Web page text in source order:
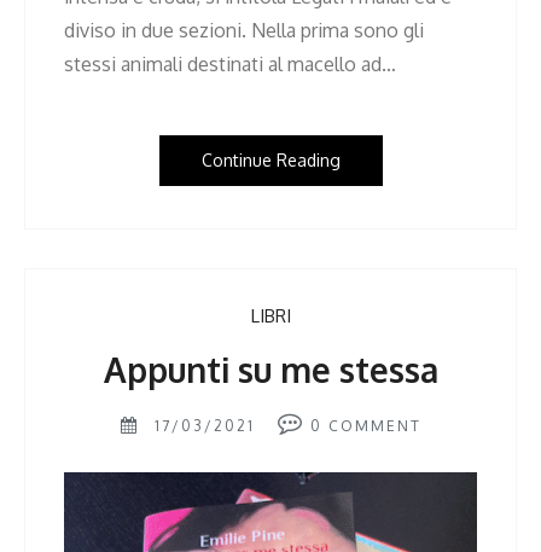
diviso in due sezioni. Nella prima sono gli
stessi animali destinati al macello ad…
Continue Reading
LIBRI
Appunti su me stessa
17/03/2021 0 COMMENT